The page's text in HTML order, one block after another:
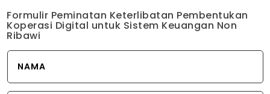
Formulir Peminatan Keterlibatan Pembentukan
Koperasi Digital untuk Sistem Keuangan Non
Ribawi